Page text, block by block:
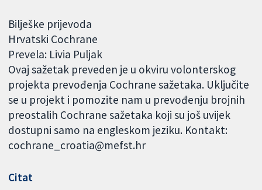
Bilješke prijevoda
Hrvatski Cochrane
Prevela: Livia Puljak
Ovaj sažetak preveden je u okviru volonterskog
projekta prevođenja Cochrane sažetaka. Uključite
se u projekt i pomozite nam u prevođenju brojnih
preostalih Cochrane sažetaka koji su još uvijek
dostupni samo na engleskom jeziku. Kontakt:
cochrane_croatia@mefst.hr
Citat